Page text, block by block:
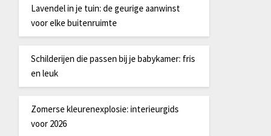
Lavendel in je tuin: de geurige aanwinst
voor elke buitenruimte
Schilderijen die passen bij je babykamer: fris
en leuk
Zomerse kleurenexplosie: interieurgids
voor 2026